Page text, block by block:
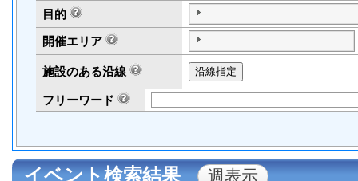
目的
開催エリア
施設のある沿線
フリーワード
イベント検索結果